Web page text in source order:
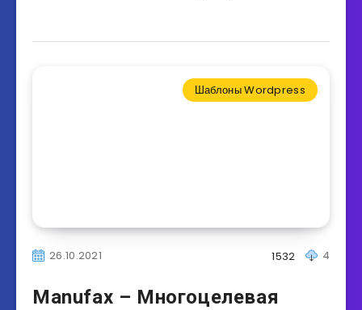
Шаблоны Wordpress
26.10.2021 4
1532
Manufax – Многоцелевая